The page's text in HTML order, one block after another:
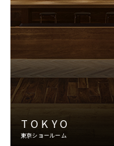
TOKYO
東京ショールーム